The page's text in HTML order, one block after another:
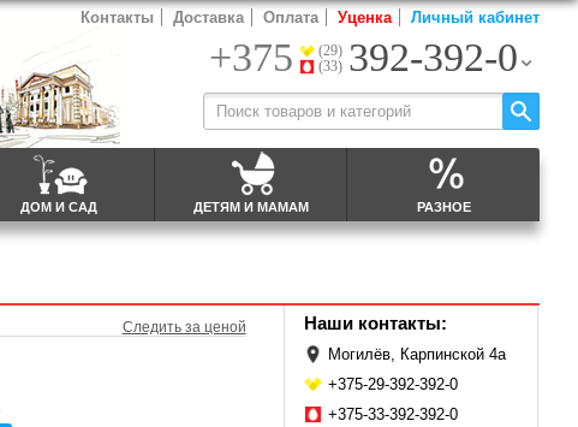
ДОМ И САД ДЕТЯМ И МАМАМ РАЗНОЕ
Контакты Доставка Оплата Уценка Личный кабинет
+375
(29)
(33) 392-392-0
Следить за ценой Наши контакты:
Могилёв, Карпинской 4а
+375-29-392-392-0
+375-33-392-392-0